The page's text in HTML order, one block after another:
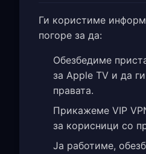
Ги користиме
погоре за да:
Обезбедиме
за Apple TV и да
правата.
Прикажеме VIP
за корисници со
Ја работиме,